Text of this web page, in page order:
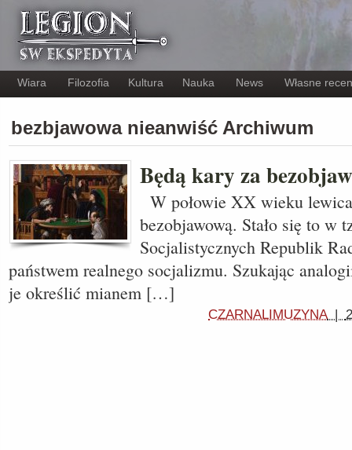
Wiara Filozofia Kultura Nauka News Własne
bezbjawowa nieanwiść Archiwum
Będą kary za
W połowie XX wieku
bezobjawową. Stało się to w
Socjalistycznych Republik
państwem realnego socjalizmu. Szukając
je określić mianem […]
CZARNALIMUZYNA|